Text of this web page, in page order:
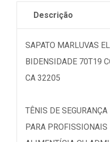
Descrição
SAPATO MARLUVAS
BIDENSIDADE 70T19
CA 32205
TÊNIS DE
PARA PROFISSIONAIS